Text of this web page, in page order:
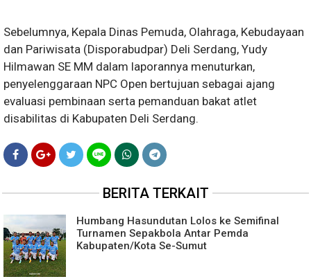
Sebelumnya, Kepala Dinas Pemuda, Olahraga, Kebudayaan
dan Pariwisata (Disporabudpar) Deli Serdang, Yudy
Hilmawan SE MM dalam laporannya menuturkan,
penyelenggaraan NPC Open bertujuan sebagai ajang
evaluasi pembinaan serta pemanduan bakat atlet
disabilitas di Kabupaten Deli Serdang.
BERITA TERKAIT
Humbang Hasundutan Lolos ke Semifinal
Turnamen Sepakbola Antar Pemda
Kabupaten/Kota Se-Sumut